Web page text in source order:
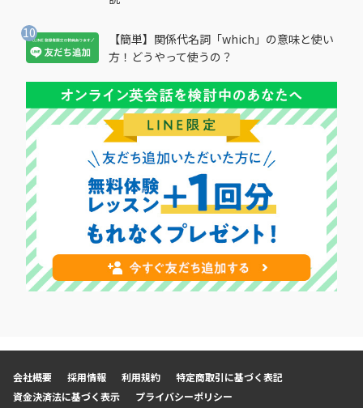
【簡単】関係代名詞「which」の意味と使い
方！どうやって使うの？
会社概要 採用情報 利用規約
特定商取引に基づく表記
資金決済法に基づく表示
プライバシーポリシー